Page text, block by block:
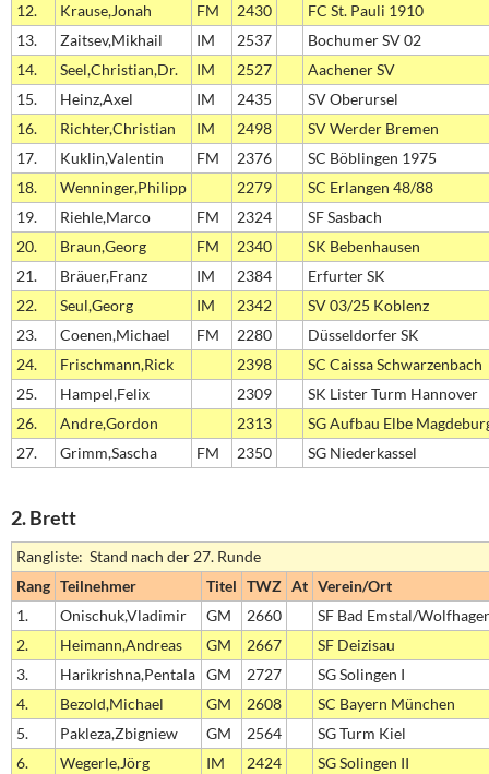
12.
Krause,Jonah FM 2430
FC St. Pauli 1910
13.
Zaitsev,Mikhail IM 2537
Bochumer SV 02
14.
Seel,Christian,Dr. IM 2527
Aachener SV
15.
Heinz,Axel IM 2435
SV Oberursel
16.
Richter,Christian IM 2498
SV Werder Bremen
17.
Kuklin,Valentin FM 2376
SC Böblingen 1975
18.
Wenninger,Philipp 2279
SC Erlangen 48/88
19.
Riehle,Marco FM 2324
SF Sasbach
20.
Braun,Georg FM 2340
SK Bebenhausen
21.
Bräuer,Franz IM 2384
Erfurter SK
22.
Seul,Georg IM 2342
SV 03/25 Koblenz
23.
Coenen,Michael FM 2280
Düsseldorfer SK
24.
Frischmann,Rick 2398
SC Caissa Schwarzenbach
25.
Hampel,Felix 2309
SK Lister Turm Hannover
26.
Andre,Gordon 2313
SG Aufbau Elbe
27.
Grimm,Sascha FM 2350 SG Niederkassel
2. Brett
Rangliste: Stand nach der 27. Runde
Rang Teilnehmer Titel TWZ At Verein/Ort
1.
Onischuk,Vladimir GM 2660
SF Bad Emstal/
2.
Heimann,Andreas GM 2667
SF Deizisau
3.
Harikrishna,Pentala GM 2727
SG Solingen I
4.
Bezold,Michael GM 2608
SC Bayern München
5.
Pakleza,Zbigniew GM 2564
SG Turm Kiel
6.
Wegerle,Jörg IM 2424
SG Solingen II